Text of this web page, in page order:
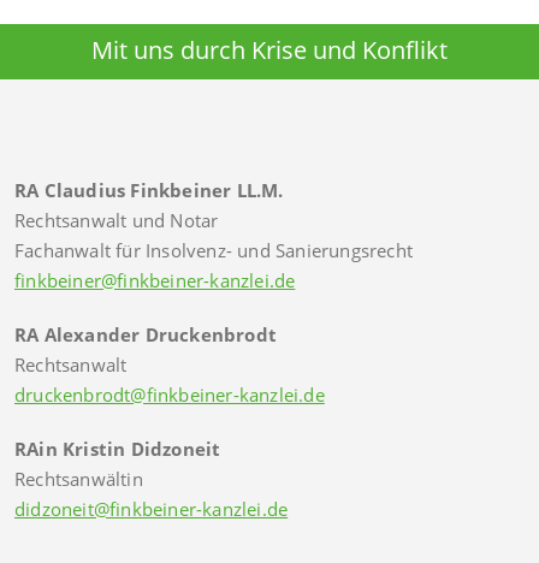
Mit uns durch Krise und Konflikt
RA Claudius Finkbeiner LL.M.
Rechtsanwalt und Notar
Fachanwalt für Insolvenz- und Sanierungsrecht
finkbeiner@finkbeiner-kanzlei.de
RA Alexander Druckenbrodt
Rechtsanwalt
druckenbrodt@finkbeiner-kanzlei.de
RAin Kristin Didzoneit
Rechtsanwältin
didzoneit@finkbeiner-kanzlei.de